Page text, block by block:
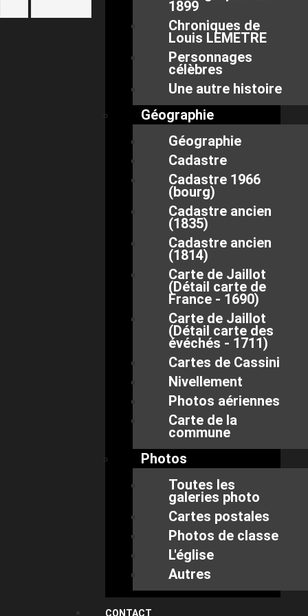
1899
Chroniques de
Louis LEMETRE
Personnages
célèbres
Une autre histoire
Géographie
Géographie
Cadastre
Cadastre 1966
(bourg)
Cadastre ancien
(1835)
Cadastre ancien
(1814)
Carte de Jaillot
(Détail carte de
France - 1690)
Carte de Jaillot
(Détail carte des
évéchés - 1711)
Cartes de Cassini
Nivellement
Photos aériennes
Carte de la
commune
Photos
Toutes les
galeries photo
Cartes postales
Photos de classe
L'église
Autres
CONTACT